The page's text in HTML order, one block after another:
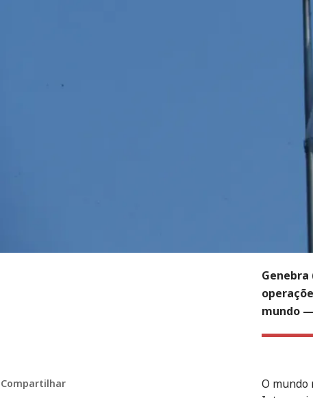
mundo
Compartilhar
O mundo